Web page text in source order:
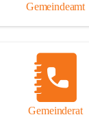
Gemeindeamt
Gemeinderat